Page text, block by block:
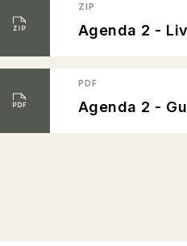
ZIP
Agenda 2 -
PDF
Agenda 2 -